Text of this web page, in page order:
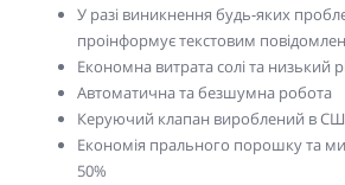
У разі виникнення будь-яких
проінформує текстовим
Економна витрата солі та низький
Автоматична та безшумна робота
Керуючий клапан вироблений в
Економія прального порошку та
50%